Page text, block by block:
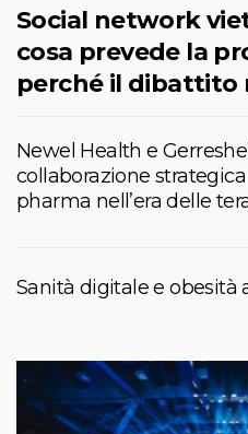
Social network
cosa prevede la
perché il dibattito
Newel Health e
collaborazione
pharma nell’era delle
Sanità digitale e obesità